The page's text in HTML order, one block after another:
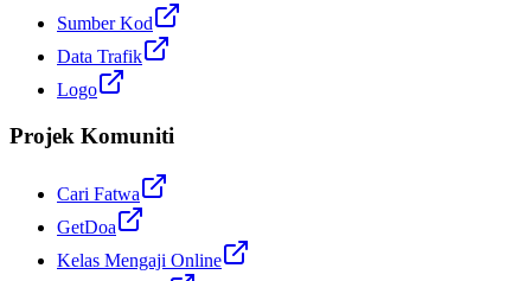
Sumber Kod
Data Trafik
Logo
Projek Komuniti
Cari Fatwa
GetDoa
Kelas Mengaji Online